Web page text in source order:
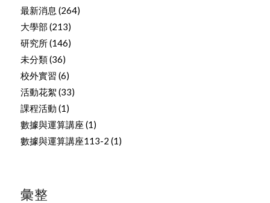
最新消息 (264)
大學部 (213)
研究所(146)
未分類(36)
校外實習 (6)
活動花絮 (33)
課程活動 (1)
數據與運算講座 (1)
數據與運算講座113-2 (1)
彙整